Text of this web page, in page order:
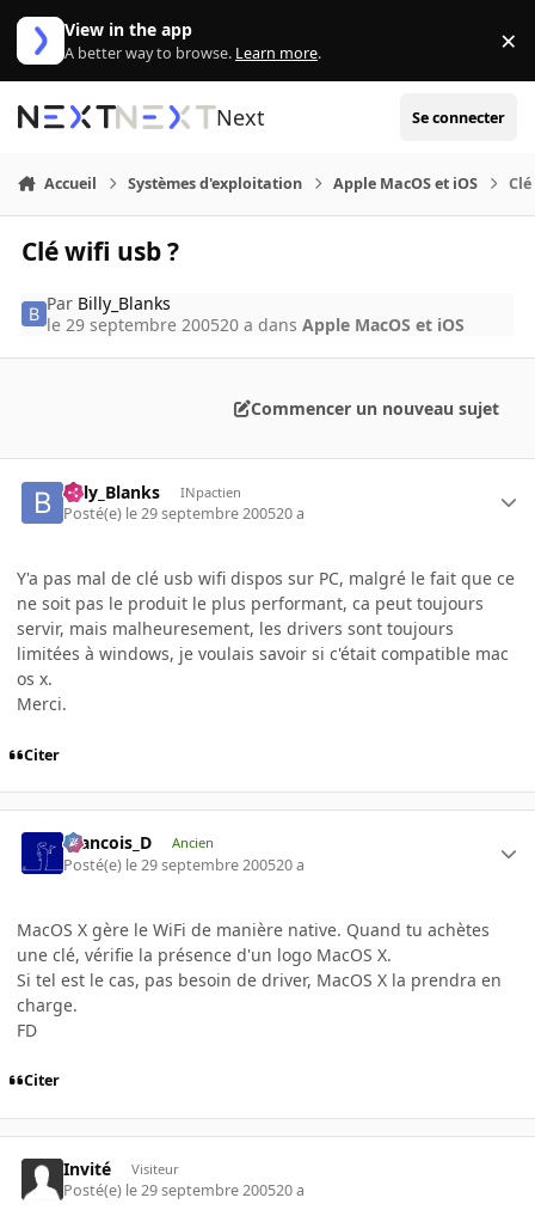
Aller au contenu
View in the app
A better way to browse. Learn more. ×
Next Se connecter
Accueil Systèmes d'exploitation Apple MacOS et iOS
Clé wifi usb ?
Par Billy_Blanks
le 29 septembre 200520 a dansApple MacOS et iOS
Commencer un nouveau sujet
Billy_Blanks INpactien
Posté(e) le 29 septembre 200520 a
Y'a pas mal de clé usb wifi dispos sur PC, malgré le fait que ce
ne soit pas le produit le plus performant, ca peut toujours
servir, mais malheuresement, les drivers sont toujours
limitées à windows, je voulais savoir si c'était compatible mac
os x.
Merci.
Citer
Francois_D Ancien
Posté(e) le 29 septembre 200520 a
MacOS X gère le WiFi de manière native. Quand tu achètes
une clé, vérifie la présence d'un logo MacOS X.
Si tel est le cas, pas besoin de driver, MacOS X la prendra en
charge.
FD
Citer
Invité Visiteur
Posté(e) le 29 septembre 200520 a